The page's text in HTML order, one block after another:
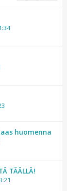
huomenna
TÄÄLLÄ!